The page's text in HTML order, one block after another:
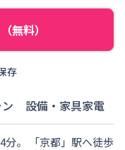
無料）
存
設備・家具家電
分。 「京都」駅へ徒歩